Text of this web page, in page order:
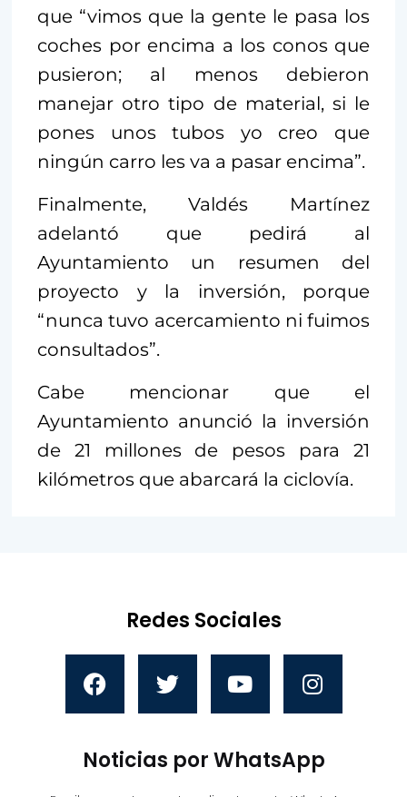
que “vimos que la gente le pasa los
coches por encima a los conos que
pusieron; al menos debieron
manejar otro tipo de material, si le
pones unos tubos yo creo que
ningún carro les va a pasar encima”.
Finalmente, Valdés Martínez
adelantó que pedirá al
Ayuntamiento un resumen del
proyecto y la inversión, porque
“nunca tuvo acercamiento ni fuimos
consultados”.
Cabe mencionar que el
Ayuntamiento anunció la inversión
de 21 millones de pesos para 21
kilómetros que abarcará la ciclovía.
Redes Sociales
Noticias por WhatsApp